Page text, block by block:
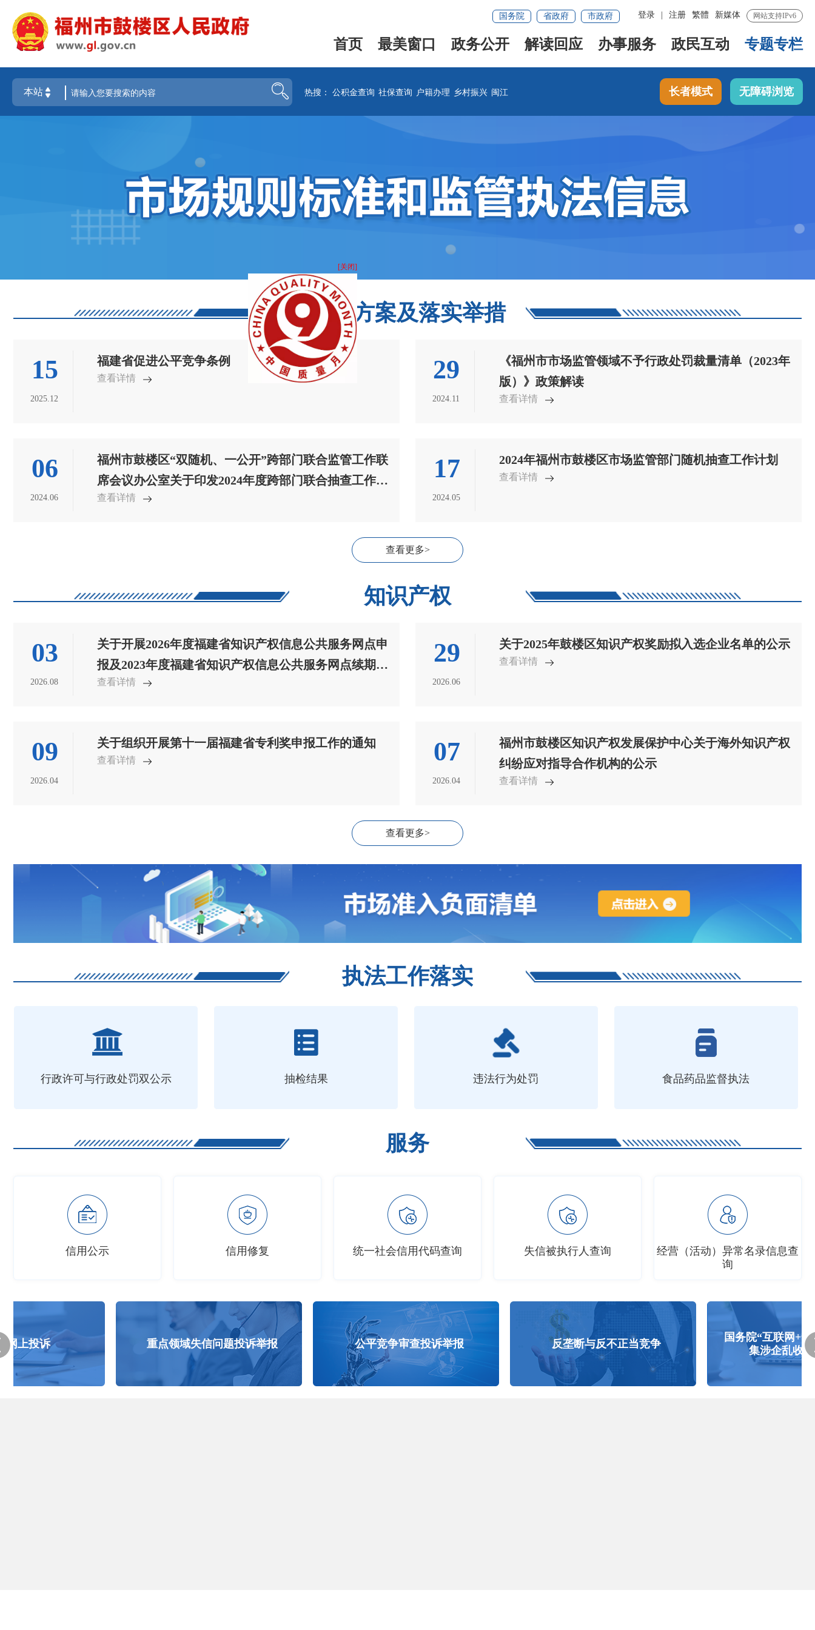
网站支持IPv6
新媒体
繁體
登录 注册
国务院 省政府 市政府
首页 最美窗口 政务公开 解读回应 办事服务 政民互动 专题专栏
热搜：公积金查询 社保查询 户籍办理 乡村振兴 闽江 长者模式 无障碍浏览
行动方案及落实举措
15
2025.12
福建省促进公平竞争条例
查看详情 29
2024.11
《福州市市场监管领域不予行政处罚裁量清单（2023年
版）》政策解读
查看详情
06
2024.06
福州市鼓楼区“双随机、一公开”跨部门联合监管工作联
席会议办公室关于印发2024年度跨部门联合抽查工作计
划的通知
查看详情
17
2024.05
2024年福州市鼓楼区市场监管部门随机抽查工作计划
查看详情
查看更多>
知识产权
03
2026.08
关于开展2026年度福建省知识产权信息公共服务网点申
报及2023年度福建省知识产权信息公共服务网点续期申
请工作的通知
查看详情
29
2026.06
关于2025年鼓楼区知识产权奖励拟入选企业名单的公示
查看详情
09
2026.04
关于组织开展第十一届福建省专利奖申报工作的通知
查看详情 07
2026.04
福州市鼓楼区知识产权发展保护中心关于海外知识产权
纠纷应对指导合作机构的公示
查看详情
查看更多>
执法工作落实
行政许可与行政处罚双公示 抽检结果 违法行为处罚 食品药品监督执法
服务
信用公示 信用修复 统一社会信用代码查询 失信被执行人查询
经营（活动）异常名录信息查
询
重点领域失信问题投诉举报 公平竞争审查投诉举报 反垄断与反不正当竞争
国务院“互联网+督查”平台公开征
集涉企乱收费问题线索